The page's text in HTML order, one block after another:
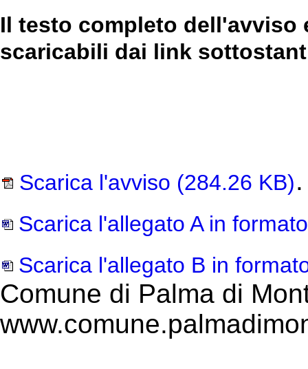
Il testo completo dell'avviso
scaricabili dai link
Scarica l'avviso (284.26 KB).
Scarica l'allegato A in
Scarica l'allegato B in
Comune di Palma di